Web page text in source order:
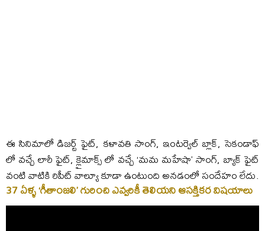
ఈ సినిమాలో డిజర్ట్ ఫైట్, కళావతి సాంగ్, ఇంటర్వెల్ బ్లాక్, సెకండాఫ్
లో వచ్చే లారీ ఫైట్, క్లైమాక్స్ లో వచ్చే ‘మమ మహేషా’ సాంగ్, బ్యాక్ ఫైట్
వంటి వాటికి రిపీట్ వాల్యూ కూడా ఉంటుంది అనడంలో సందేహం లేదు.
37 ఏళ్ళ ‘గీతాంజలి’ గురించి ఎవ్వరికీ తెలియని ఆసక్తికర విషయాలు